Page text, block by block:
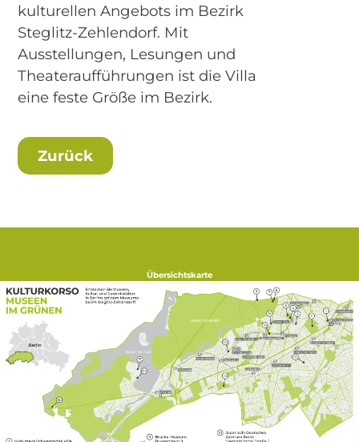
kulturellen Angebots im Bezirk
Steglitz-Zehlendorf. Mit
Ausstellungen, Lesungen und
Theateraufführungen ist die Villa
eine feste Größe im Bezirk.
Zurück
Übersichtskarte